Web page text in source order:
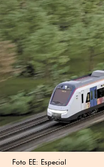
Foto EE: Especial